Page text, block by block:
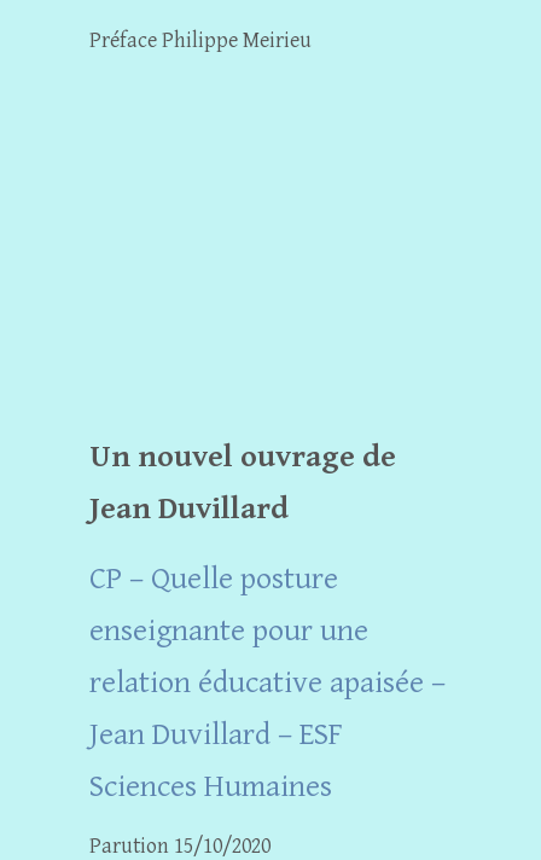
Préface Philippe Meirieu
Un nouvel ouvrage de
Jean Duvillard
CP – Quelle posture
enseignante pour une
relation éducative apaisée –
Jean Duvillard – ESF
Sciences Humaines
Parution 15/10/2020